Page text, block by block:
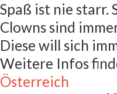
Spaß ist nie starr.
Clowns sind
Diese will sich
Weitere Infos
Österreich